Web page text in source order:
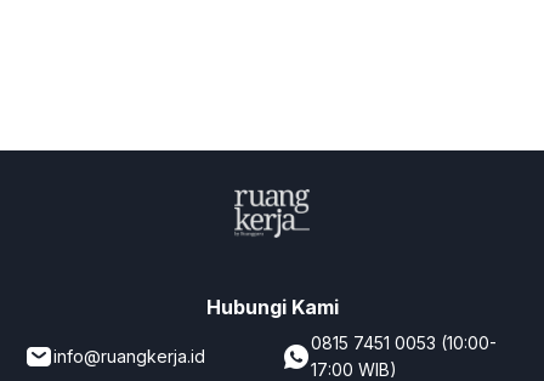
Hubungi Kami
info@ruangkerja.id
0815 7451 0053 (10:00-
17:00 WIB)